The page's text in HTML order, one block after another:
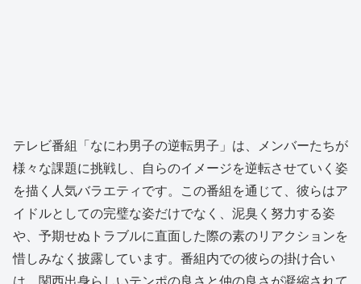
テレビ番組「なにわ男子の逆転男子」は、メンバーたちが
様々な課題に挑戦し、自らのイメージを逆転させていく姿
を描く人気バラエティです。この番組を通じて、彼らはア
イドルとしての完璧な姿だけでなく、泥臭く努力する姿
や、予期せぬトラブルに直面した際の素のリアクションを
惜しみなく披露しています。番組内での彼らの掛け合い